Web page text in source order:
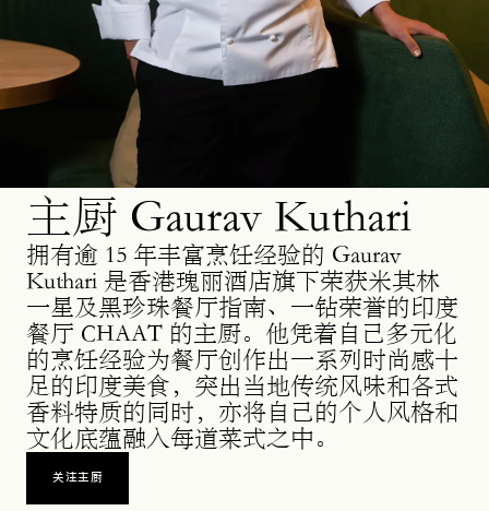
主厨 Gaurav Kuthari
拥有逾 15 年丰富烹饪经验的 Gaurav
Kuthari 是香港瑰丽酒店旗下荣获米其林
一星及黑珍珠餐厅指南、一钻荣誉的印度
餐厅 CHAAT 的主厨。他凭着自己多元化
的烹饪经验为餐厅创作出一系列时尚感十
足的印度美食，突出当地传统风味和各式
香料特质的同时，亦将自己的个人风格和
文化底蕴融入每道菜式之中。
关注主厨